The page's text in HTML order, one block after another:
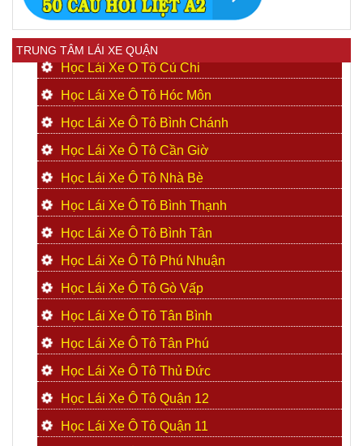
TRUNG TÂM LÁI XE QUẬN
Học Lái Xe Ô Tô Củ Chi
Học Lái Xe Ô Tô Hóc Môn
Học Lái Xe Ô Tô Bình Chánh
Học Lái Xe Ô Tô Cần Giờ
Học Lái Xe Ô Tô Nhà Bè
Học Lái Xe Ô Tô Bình Thạnh
Học Lái Xe Ô Tô Bình Tân
Học Lái Xe Ô Tô Phú Nhuận
Học Lái Xe Ô Tô Gò Vấp
Học Lái Xe Ô Tô Tân Bình
Học Lái Xe Ô Tô Tân Phú
Học Lái Xe Ô Tô Thủ Đức
Học Lái Xe Ô Tô Quận 12
Học Lái Xe Ô Tô Quận 11